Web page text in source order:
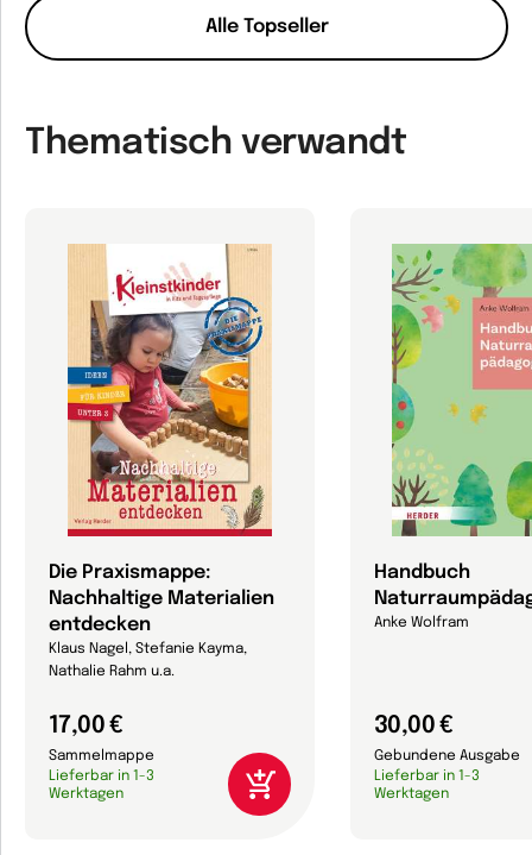
Alle Topseller
Thematisch verwandt
Die Praxismappe:
Nachhaltige Materialien
entdecken
Klaus Nagel, Stefanie Kayma,
Nathalie Rahm u.a.
17,00 €
Sammelmappe
Lieferbar in 1-3
Werktagen
Handbuch
Anke Wolfram
30,00 €
Gebundene Ausgabe
Lieferbar in 1-3
Werktagen